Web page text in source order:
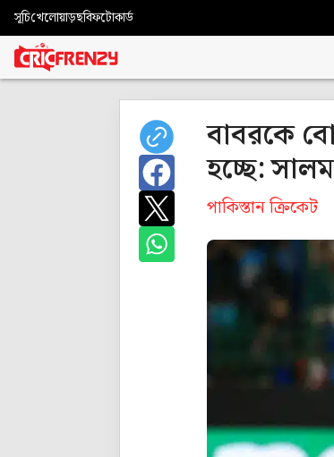
সূচিখেলোয়াড়ছবিফটোকার্ড
বাবরকে
হচ্ছে:
পাকিস্তান ক্রিকেট